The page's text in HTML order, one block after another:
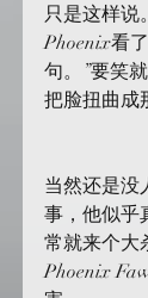
只是这样说
Phoenix看
句。”要笑
把脸扭曲成
当然还是没
事，他似乎
常就来个大
Phoenix